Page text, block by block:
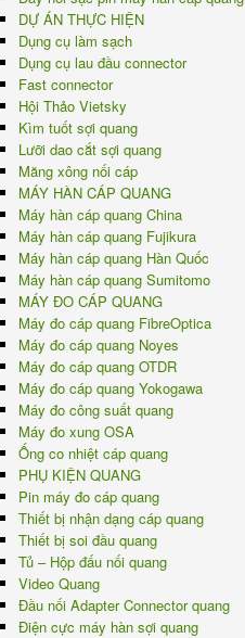
DỰ ÁN THỰC HIỆN
Dụng cụ làm sạch
Dụng cụ lau đầu connector
Fast connector
Hội Thảo Vietsky
Kìm tuốt sợi quang
Lưỡi dao cắt sợi quang
Măng xông nối cáp
MÁY HÀN CÁP QUANG
Máy hàn cáp quang China
Máy hàn cáp quang Fujikura
Máy hàn cáp quang Hàn Quốc
Máy hàn cáp quang Sumitomo
MÁY ĐO CÁP QUANG
Máy đo cáp quang FibreOptica
Máy đo cáp quang Noyes
Máy đo cáp quang OTDR
Máy đo cáp quang Yokogawa
Máy đo công suất quang
Máy đo xung OSA
Ống co nhiệt cáp quang
PHỤ KIỆN QUANG
Pin máy đo cáp quang
Thiết bị nhận dạng cáp quang
Thiết bị soi đầu quang
Tủ – Hộp đấu nối quang
Video Quang
Đầu nối Adapter Connector quang
Điện cực máy hàn sợi quang